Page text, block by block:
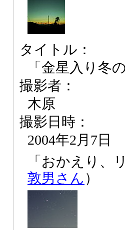
タイトル：
「金星入り冬
撮影者：
木原
撮影日時：
2004年2月7日
「おかえり、
敦男さん ）